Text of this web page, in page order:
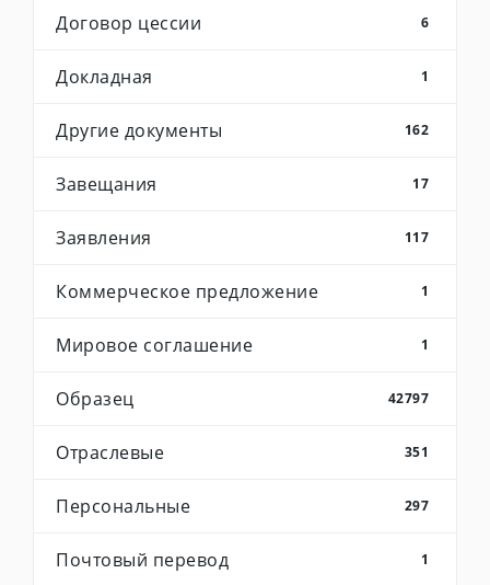
Договор цессии 6
Докладная 1
Другие документы 162
Завещания 17
Заявления 117
Коммерческое предложение 1
Мировое соглашение 1
Образец 42797
Отраслевые 351
Персональные 297
Почтовый перевод 1